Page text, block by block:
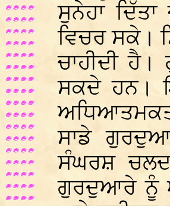
ਸੁਨੇਹਾ
ਵਿਚਰ ਸਕੇ।
ਚਾਹੀਦੀ
ਸਕਦੇ ਹਨ।
ਸਾਡੇ
ਸੰਘਰਸ਼
ਗੁਰਦੁਆਰੇ ਨੂੰ